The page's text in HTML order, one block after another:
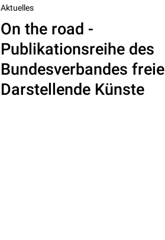
Nächster
Beitrag
Aktuelles
On the road -
Publikationsreihe des
Bundesverbandes freie
Darstellende Künste